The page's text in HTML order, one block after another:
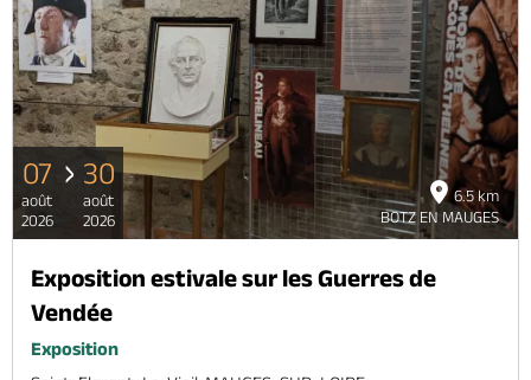
6.5 km
BOTZ EN MAUGES
07
août
2026
30
août
2026
Exposition estivale sur les Guerres de
Vendée
Exposition